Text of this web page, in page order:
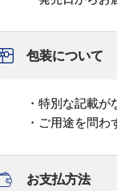
包装について
・特別な記載が
・ご用途を問
お支払方法